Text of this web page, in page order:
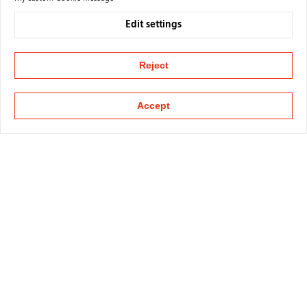
Edit settings
Reject
Accept